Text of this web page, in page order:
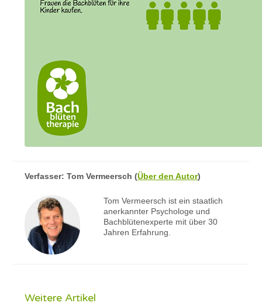
Verfasser:Tom Vermeersch (Über den Autor)
Tom Vermeersch ist ein staatlich
anerkannter Psychologe und
Bachblütenexperte mit über 30
Jahren Erfahrung.
Weitere Artikel